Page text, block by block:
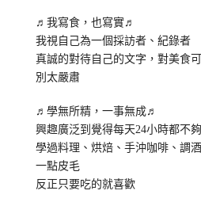
♬我寫食，也寫實♬
我視自己為一個採訪者、紀錄者
真誠的對待自己的文字，對美食
別太嚴肅
♬學無所精，一事無成♬
興趣廣泛到覺得每天24小時都不
學過料理、烘焙、手沖咖啡、調
一點皮毛
反正只要吃的就喜歡